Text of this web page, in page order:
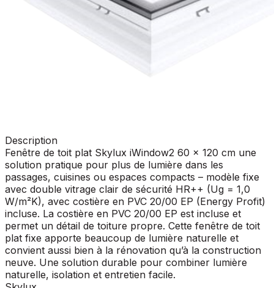
Description
Fenêtre de toit plat Skylux iWindow2 60 x 120 cm une
solution pratique pour plus de lumière dans les
passages, cuisines ou espaces compacts – modèle fixe
avec double vitrage clair de sécurité HR++ (Ug = 1,0
W/m²K), avec costière en PVC 20/00 EP (Energy Profit)
incluse. La costière en PVC 20/00 EP est incluse et
permet un détail de toiture propre. Cette fenêtre de toit
plat fixe apporte beaucoup de lumière naturelle et
convient aussi bien à la rénovation qu’à la construction
neuve. Une solution durable pour combiner lumière
naturelle, isolation et entretien facile.